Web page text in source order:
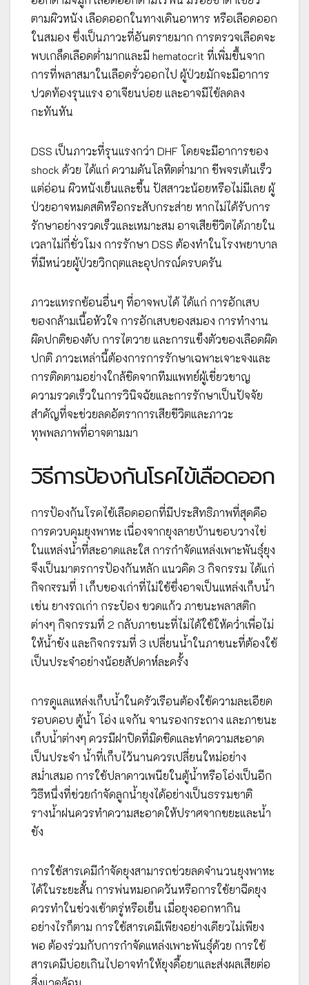
ตามผิวหนัง เลือดออกในทางเดินอาหาร หรือเลือดออก
ในสมอง ซึ่งเป็นภาวะที่อันตรายมาก การตรวจเลือดจะ
พบเกล็ดเลือดต่ำมากและมี hematocrit ที่เพิ่มขึ้นจาก
การที่พลาสมาในเลือดรั่วออกไป ผู้ป่วยมักจะมีอาการ
ปวดท้องรุนแรง อาเจียนบ่อย และอาจมีไข้ลดลง
กะทันหัน
DSS เป็นภาวะที่รุนแรงกว่า DHF โดยจะมีอาการของ
shock ด้วย ได้แก่ ความดันโลหิตต่ำมาก ชีพจรเต้นเร็ว
แต่อ่อน ผิวหนังเย็นและชื้น ปัสสาวะน้อยหรือไม่มีเลย ผู้
ป่วยอาจหมดสติหรือกระสับกระส่าย หากไม่ได้รับการ
รักษาอย่างรวดเร็วและเหมาะสม อาจเสียชีวิตได้ภายใน
เวลาไม่กี่ชั่วโมง การรักษา DSS ต้องทำในโรงพยาบาล
ที่มีหน่วยผู้ป่วยวิกฤตและอุปกรณ์ครบครัน
ภาวะแทรกซ้อนอื่นๆ ที่อาจพบได้ ได้แก่ การอักเสบ
ของกล้ามเนื้อหัวใจ การอักเสบของสมอง การทำงาน
ผิดปกติของตับ การไตวาย และการแข็งตัวของเลือดผิด
ปกติ ภาวะเหล่านี้ต้องการการรักษาเฉพาะเจาะจงและ
การติดตามอย่างใกล้ชิดจากทีมแพทย์ผู้เชี่ยวชาญ
ความรวดเร็วในการวินิจฉัยและการรักษาเป็นปัจจัย
สำคัญที่จะช่วยลดอัตราการเสียชีวิตและภาวะ
ทุพพลภาพที่อาจตามมา
วิธีการป้องกันโรคไข้เลือดออก
การป้องกันโรคไข้เลือดออกที่มีประสิทธิภาพที่สุดคือ
การควบคุมยุงพาหะ เนื่องจากยุงลายบ้านชอบวางไข่
ในแหล่งน้ำที่สะอาดและใส การกำจัดแหล่งเพาะพันธุ์ยุง
จึงเป็นมาตรการป้องกันหลัก แนวคิด 3 กิจกรรม ได้แก่
กิจกरรมที่ 1 เก็บของเก่าที่ไม่ใช้ซึ่งอาจเป็นแหล่งเก็บน้ำ
เช่น ยางรถเก่า กระป๋อง ขวดแก้ว ภาชนะพลาสติก
ต่างๆ กิจกรรมที่ 2 กลับภาชนะที่ไม่ได้ใช้ให้คว่ำเพื่อไม่
ให้น้ำขัง และกิจกรรมที่ 3 เปลี่ยนน้ำในภาชนะที่ต้องใช้
เป็นประจำอย่างน้อยสัปดาห์ละครั้ง
การดูแลแหล่งเก็บน้ำในครัวเรือนต้องใช้ความละเอียด
รอบคอบ ตู้น้ำ โอ่ง แจกัน จานรองกระถาง และภาชนะ
เก็บน้ำต่างๆ ควรมีฝาปิดที่มิดชิดและทำความสะอาด
เป็นประจำ น้ำที่เก็บไว้นานควรเปลี่ยนใหม่อย่าง
สม่ำเสมอ การใช้ปลาดาวเพนียในตู้น้ำหรือโอ่งเป็นอีก
วิธีหนึ่งที่ช่วยกำจัดลูกน้ำยุงได้อย่างเป็นธรรมชาติ
รางน้ำฝนควรทำความสะอาดให้ปราศจากขยะและน้ำ
ขัง
การใช้สารเคมีกำจัดยุงสามารถช่วยลดจำนวนยุงพาหะ
ได้ในระยะสั้น การพ่นหมอกควันหรือการใช้ยาฉีดยุง
ควรทำในช่วงเช้าตรู่หรือเย็น เมื่อยุงออกหากิน
อย่างไรก็ตาม การใช้สารเคมีเพียงอย่างเดียวไม่เพียง
พอ ต้องร่วมกับการกำจัดแหล่งเพาะพันธุ์ด้วย การใช้
สารเคมีบ่อยเกินไปอาจทำให้ยุงดื้อยาและส่งผลเสียต่อ